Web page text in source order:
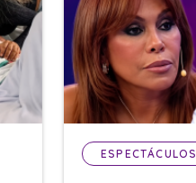
ESPECTÁCULOS